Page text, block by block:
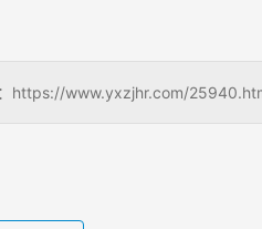
：https://www.yxzjhr.com/